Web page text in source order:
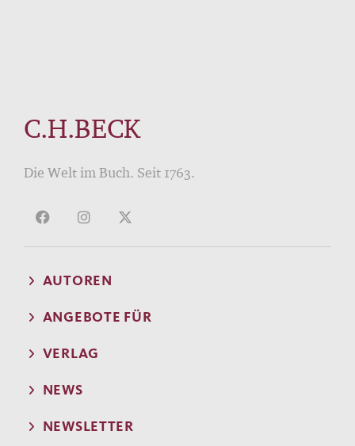
C.H.BECK
Die Welt im Buch. Seit 1763.
AUTOREN
ANGEBOTE FÜR
VERLAG
NEWS
NEWSLETTER